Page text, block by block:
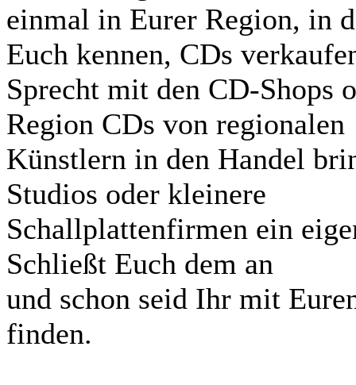
einmal in Eurer Region, in
Euch kennen, CDs
Sprecht mit den CD-Shops
Region CDs von regionalen
Künstlern in den Handel
Studios oder kleinere
Schallplattenfirmen ein
Schließt Euch dem an
und schon seid Ihr mit
finden.